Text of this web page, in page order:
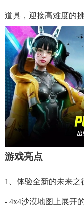
道具，迎接高难度的挑
游戏亮点
1、体验全新的未来之
- 4x4沙漠地图上展开